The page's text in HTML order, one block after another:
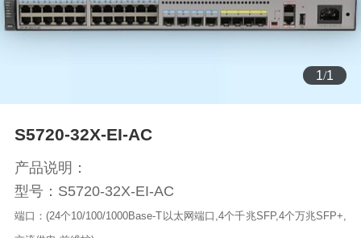
1/1
S5720-32X-EI-AC
产品说明：
型号：S5720-32X-EI-AC
端口：(24个10/100/1000Base-T以太网端口,4个千兆SFP,4个万兆SFP+,